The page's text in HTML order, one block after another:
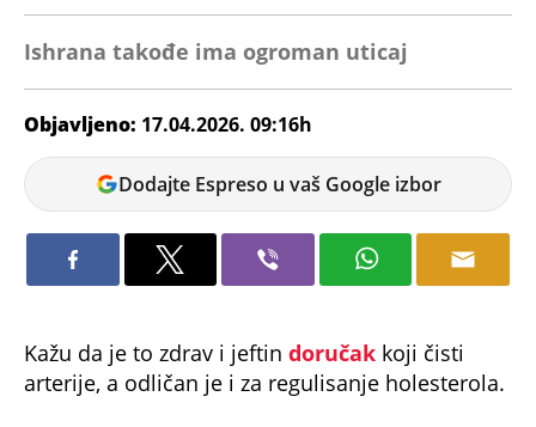
Ishrana takođe ima ogroman uticaj
Objavljeno: 17.04.2026. 09:16h
Dunja
Čavić
Dodajte Espreso u vaš Google izbor
Kažu da je to zdrav i jeftin doručak koji čisti
arterije, a odličan je i za regulisanje holesterola.